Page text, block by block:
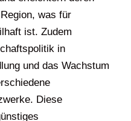
und schnelle
müssen.
mit
Kulturszene und
Diese
ziehen
erleichtern deren